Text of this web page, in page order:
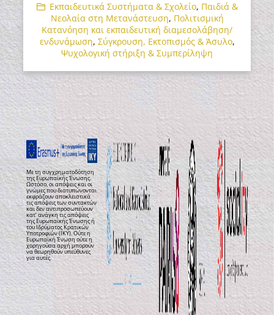
Εκπαιδευτικά Συστήματα & Σχολείο, Παιδιά &
Νεολαία στη Μετανάστευση, Πολιτισμική
Κατανόηση και εκπαιδευτική διαμεσολάβηση/
ενδυνάμωση, Σύγκρουση, Εκτοπισμός & Άσυλο,
Ψυχολογική στήριξη & Συμπερίληψη
Με τη συγχρηματοδότηση
της Ευρωπαϊκής Ένωσης.
Ωστόσο, οι απόψεις και οι
γνώμες που διατυπώνονται
εκφράζουν αποκλειστικά
τις απόψεις των συντακτών
και δεν αντιπροσωπεύουν
κατ’ ανάγκη τις απόψεις
της Ευρωπαϊκής Ένωσης ή
του Ιδρύματος Κρατικών
Υποτροφιών (ΙΚΥ). Ούτε η
Ευρωπαϊκή Ένωση ούτε η
χορηγούσα αρχή μπορούν
να θεωρηθούν υπεύθυνες
για αυτές.